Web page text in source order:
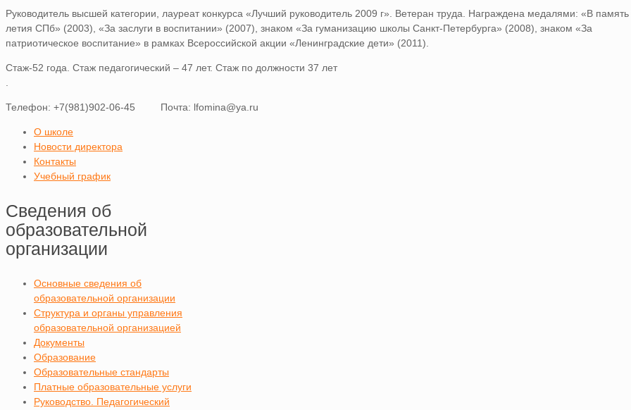
Руководитель высшей категории, лауреат конкурса «Лучший руководитель 2009 г». Ветеран труда. Награждена медалями: «В
летия СПб» (2003), «За заслуги в воспитании» (2007), знаком «За гуманизацию школы Санкт-Петербурга» (2008), знаком «За
патриотическое воспитание» в рамках Всероссийской акции «Ленинградские дети» (2011).
Стаж-52 года. Стаж педагогический – 47 лет. Стаж по должности 37 лет
.
Телефон: +7(981)902-06-45 Почта: lfomina@ya.ru
О школе
Новости директора
Контакты
Учебный график
Сведения об
образовательной
организации
Основные сведения об
образовательной организации
Структура и органы управления
образовательной организацией
Документы
Образование
Образовательные стандарты
Платные образовательные услуги
Руководство. Педагогический